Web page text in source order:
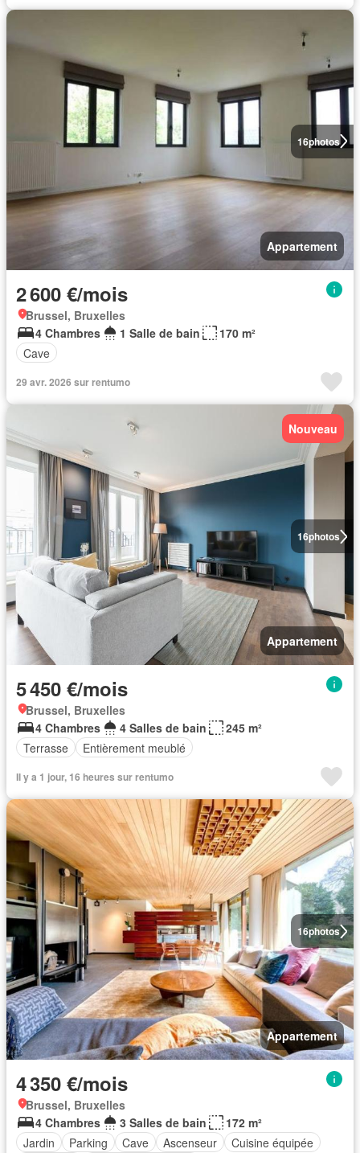
16photos
Appartement
2 600 €/mois
Brussel, Bruxelles
4 Chambres
1 Salle de bain
170 m²
Cave
29 avr. 2026 sur rentumo
16photos
Nouveau
Appartement
5 450 €/mois
Brussel, Bruxelles
4 Chambres
4 Salles de bain
245 m²
Terrasse
Entièrement meublé
Il y a 1 jour, 16 heures sur rentumo
16photos
Appartement
4 350 €/mois
Brussel, Bruxelles
4 Chambres
3 Salles de bain
172 m²
Jardin
Parking Cave Ascenseur
Cuisine équipée